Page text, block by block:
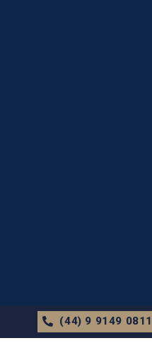
(44) 9 9149 0811